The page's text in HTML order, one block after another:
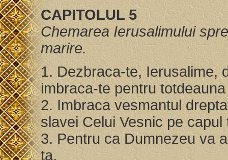
CAPITOLUL 5
Chemarea Ierusalimului
marire.
1. Dezbraca-te, Ierusalime,
imbraca-te pentru
2. Imbraca vesmantul
slavei Celui Vesnic pe
3. Pentru ca Dumnezeu va
ta.